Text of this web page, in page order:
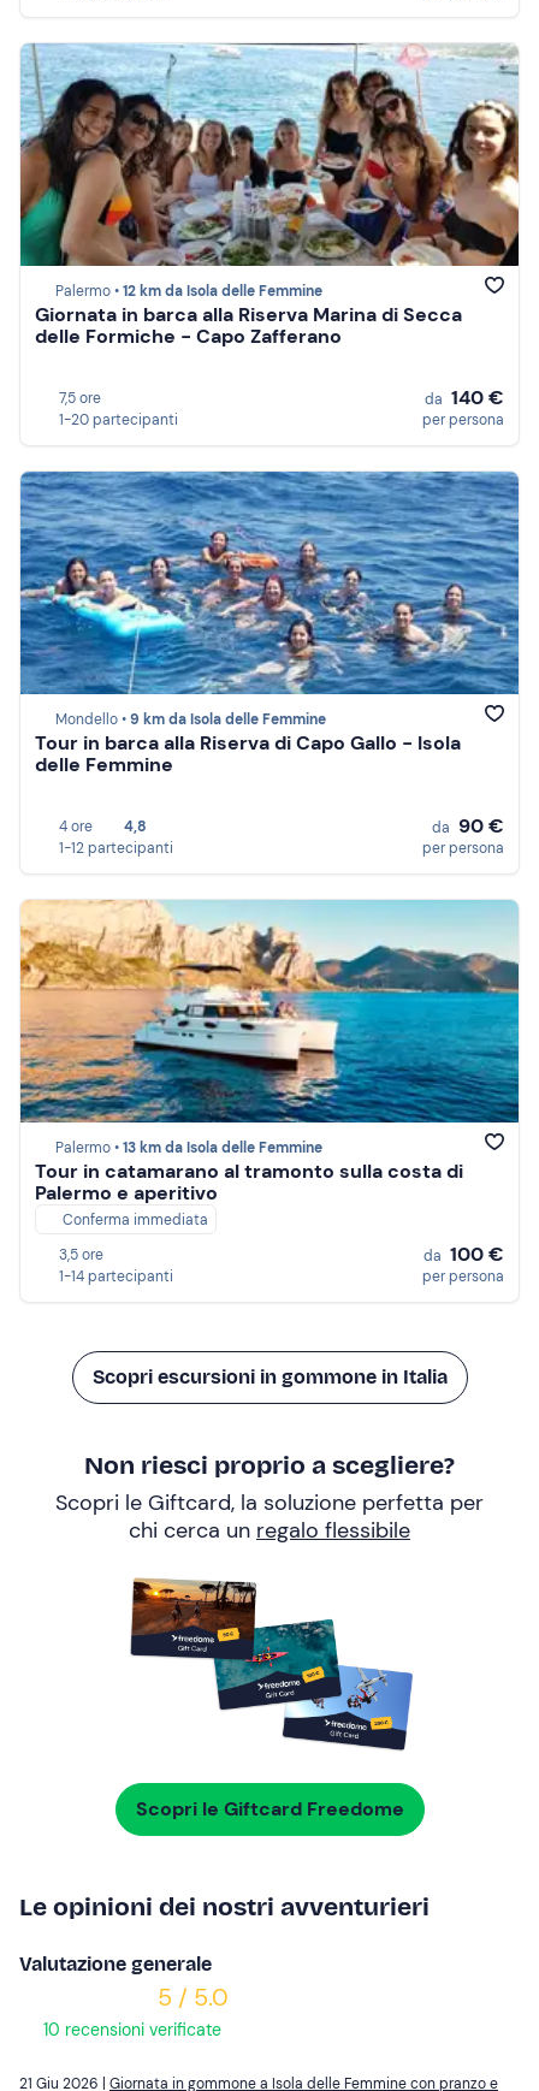
Palermo •12 km da Isola delle Femmine
Giornata in barca alla Riserva Marina di Secca
delle Formiche - Capo Zafferano
7,5 ore
1-20 partecipanti
da 140 €
per persona
Mondello •9 km da Isola delle Femmine
Tour in barca alla Riserva di Capo Gallo - Isola
delle Femmine
4 ore
4,8
1-12 partecipanti
da 90 €
per persona
Palermo •13 km da Isola delle Femmine
Tour in catamarano al tramonto sulla costa di
Palermo e aperitivo
Conferma immediata
3,5 ore
1-14 partecipanti
da 100 €
per persona
Scopri escursioni in gommone in Italia
Non riesci proprio a scegliere?
Scopri le Giftcard, la soluzione perfetta per
chi cerca un regalo flessibile
Scopri le Giftcard Freedome
Le opinioni dei nostri avventurieri
Valutazione generale
5 / 5.0
10 recensioni verificate
21 Giu 2026 | Giornata in gommone a Isola delle Femmine con pranzo e